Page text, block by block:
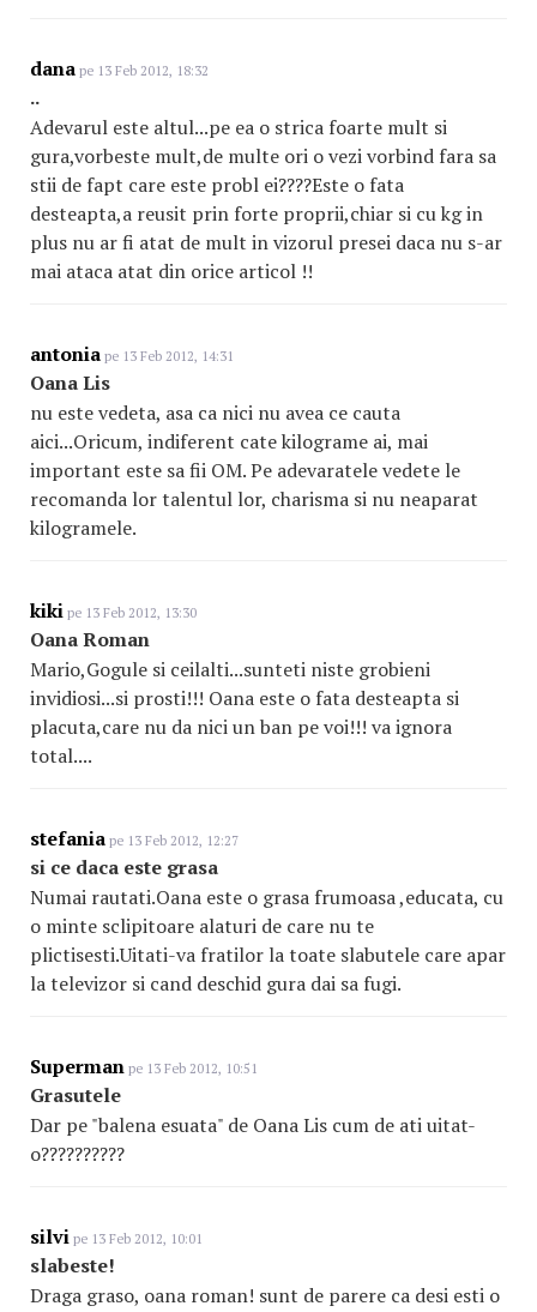
dana pe 13 Feb 2012, 18:32
..
Adevarul este altul...pe ea o strica foarte mult si
gura,vorbeste mult,de multe ori o vezi vorbind fara sa
stii de fapt care este probl ei????Este o fata
desteapta,a reusit prin forte proprii,chiar si cu kg in
plus nu ar fi atat de mult in vizorul presei daca nu s-ar
mai ataca atat din orice articol !!
antonia pe 13 Feb 2012, 14:31
Oana Lis
nu este vedeta, asa ca nici nu avea ce cauta
aici...Oricum, indiferent cate kilograme ai, mai
important este sa fii OM. Pe adevaratele vedete le
recomanda lor talentul lor, charisma si nu neaparat
kilogramele.
kiki pe 13 Feb 2012, 13:30
Oana Roman
Mario,Gogule si ceilalti...sunteti niste grobieni
invidiosi...si prosti!!! Oana este o fata desteapta si
placuta,care nu da nici un ban pe voi!!! va ignora
total....
stefania pe 13 Feb 2012, 12:27
si ce daca este grasa
Numai rautati.Oana este o grasa frumoasa ,educata, cu
o minte sclipitoare alaturi de care nu te
plictisesti.Uitati-va fratilor la toate slabutele care apar
la televizor si cand deschid gura dai sa fugi.
Superman pe 13 Feb 2012, 10:51
Grasutele
Dar pe "balena esuata" de Oana Lis cum de ati uitat-
o??????????
silvi pe 13 Feb 2012, 10:01
slabeste!
Draga graso, oana roman! sunt de parere ca desi esti o